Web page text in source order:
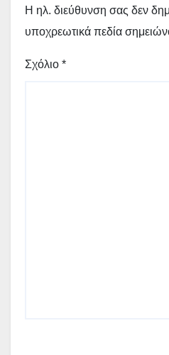
Η ηλ. διεύθυνση σας δεν
υποχρεωτικά πεδία
Σχόλιο *